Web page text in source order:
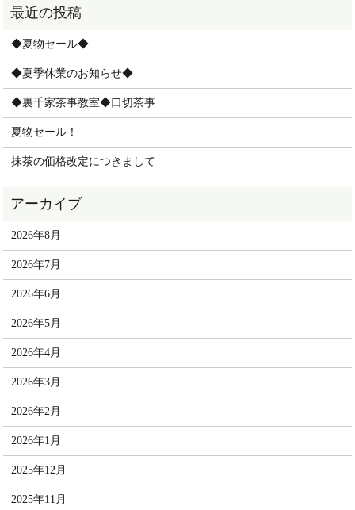
◆夏物セール◆
◆夏季休業のお知らせ◆
◆裏千家茶事教室◆口切茶事
夏物セール！
抹茶の価格改定につきまして
2026年8月
2026年7月
2026年6月
2026年5月
2026年4月
2026年3月
2026年2月
2026年1月
2025年12月
2025年11月